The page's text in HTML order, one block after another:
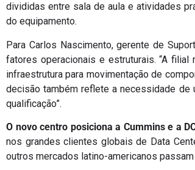
divididas entre sala de aula e atividades
do equipamento.
Para Carlos Nascimento, gerente de
fatores operacionais e estruturais. “A
infraestrutura para movimentação de
decisão também reflete a necessidade de
qualificação”.
O novo centro posiciona a Cummins e a
nos grandes clientes globais de Data
outros mercados latino-americanos